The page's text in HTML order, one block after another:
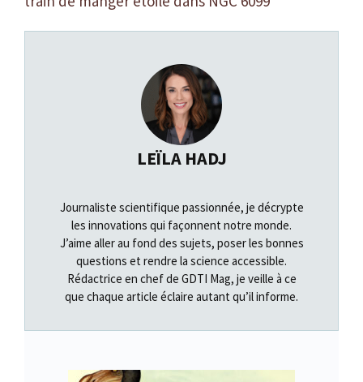
LEÏLA HADJ
Journaliste scientifique passionnée, je décrypte
les innovations qui façonnent notre monde.
J’aime aller au fond des sujets, poser les bonnes
questions et rendre la science accessible.
Rédactrice en chef de GDTI Mag, je veille à ce
que chaque article éclaire autant qu’il informe.